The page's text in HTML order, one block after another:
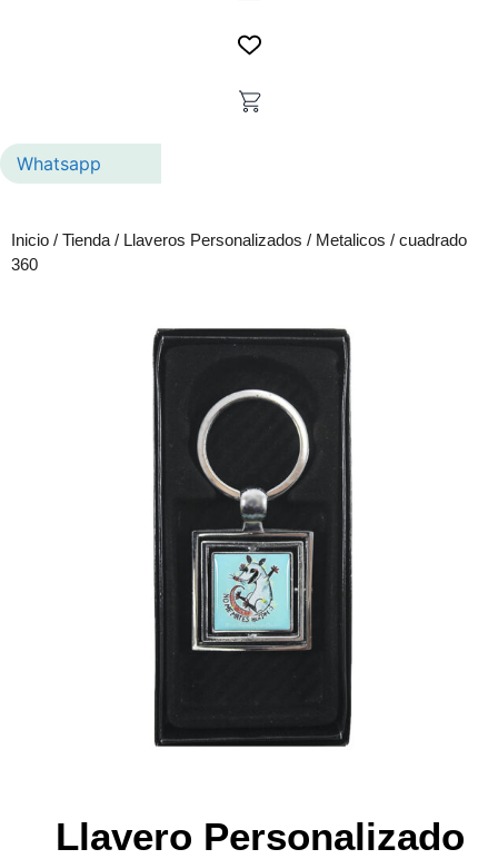
Whatsapp
Inicio / Tienda / Llaveros Personalizados / Metalicos / cuadrado
360
Llavero Personalizado